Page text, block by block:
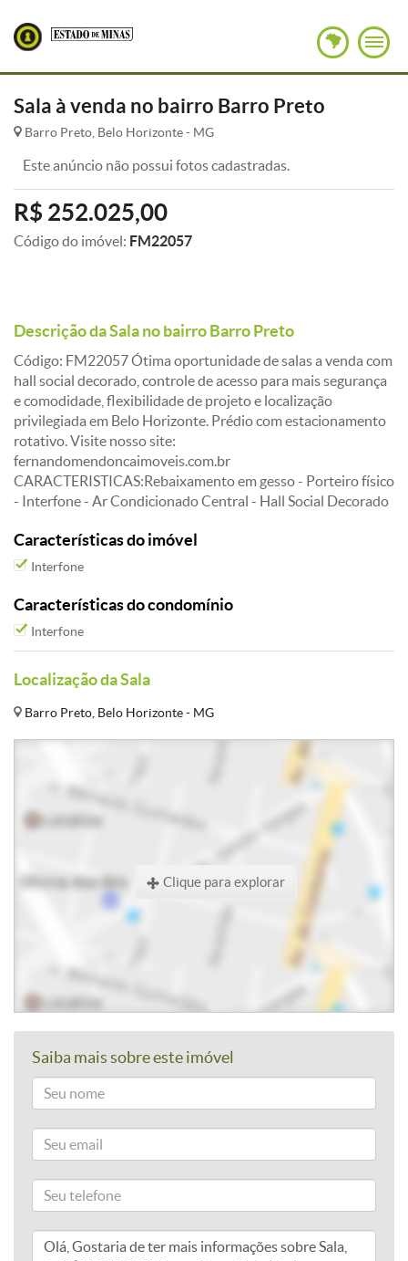
Sala à venda no bairro Barro Preto
Barro Preto, Belo Horizonte - MG
Este anúncio não possui fotos cadastradas.
R$ 252.025,00
Código do imóvel: FM22057
Descrição da Sala no bairro Barro Preto
Código: FM22057 Ótima oportunidade de salas a venda com
hall social decorado, controle de acesso para mais segurança
e comodidade, flexibilidade de projeto e localização
privilegiada em Belo Horizonte. Prédio com estacionamento
rotativo. Visite nosso site:
fernandomendoncaimoveis.com.br
CARACTERISTICAS:Rebaixamento em gesso - Porteiro físico
- Interfone - Ar Condicionado Central - Hall Social Decorado
Características do imóvel
Interfone
Características do condomínio
Interfone
Localização da Sala
Barro Preto, Belo Horizonte - MG
Clique para explorar
Saiba mais sobre este imóvel